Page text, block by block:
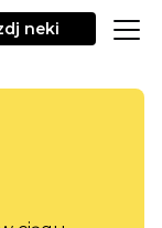
neki